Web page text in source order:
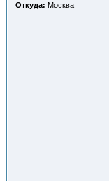
Откуда: Москва